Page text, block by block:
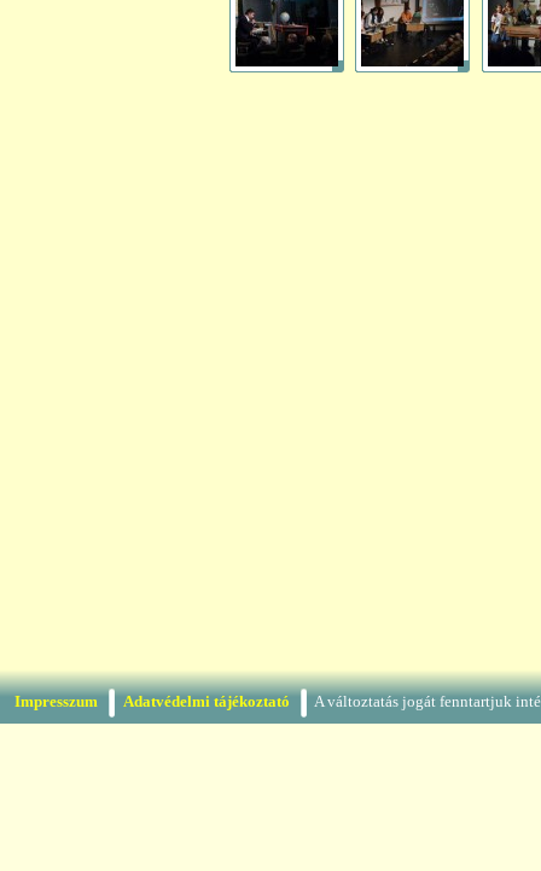
Impresszum Adatvédelmi tájékoztató A változtatás jogát fenntartjuk